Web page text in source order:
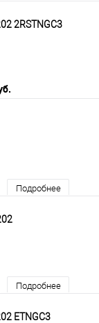
2RSTNGС3
Подробнее
Подробнее
ETNGC3